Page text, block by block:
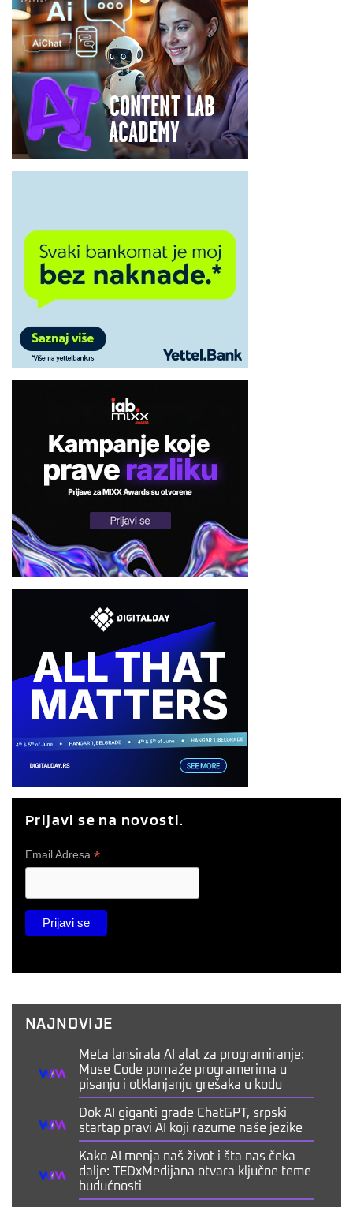
Prijavi se na novosti.
Email Adresa *
NAJNOVIJE
Meta lansirala AI alat za programiranje:
Muse Code pomaže programerima u
pisanju i otklanjanju grešaka u kodu
Dok AI giganti grade ChatGPT, srpski
startap pravi AI koji razume naše jezike
Kako AI menja naš život i šta nas čeka
dalje: TEDxMedijana otvara ključne teme
budućnosti